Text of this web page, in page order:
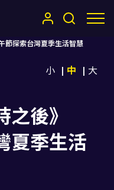
探索台灣夏季生活智慧
小 中 大
之後》
夏季生活